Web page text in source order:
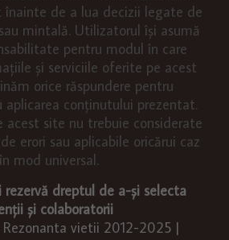
înainte de a lua decizii legate de
mintală. Utilizatorul își asumă
pentru modul în care
și serviciile oferite pe acest
orice răspundere pentru
aplicarea conținutului prezentat.
acest site nu trebuie considerate
erori sau aplicabile oricărui caz
în mod universal.
dreptul de a-și selecta
și colaboratorii
vietii 2012-2025 |